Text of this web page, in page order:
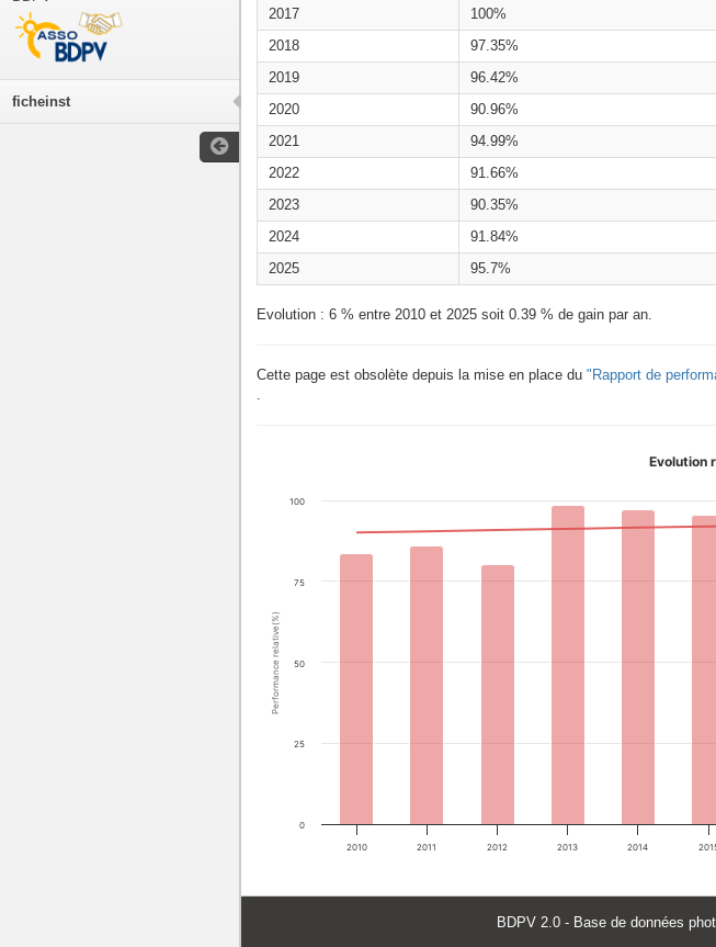
ficheinst
2017
100%
2018
97.35%
2019
96.42%
2020
90.96%
2021
94.99%
2022
91.66%
2023
90.35%
2024
91.84%
2025
95.7%
Evolution : 6 % entre 2010 et 2025 soit 0.39 % de gain par an.
Cette page est obsolète depuis la mise en place du "Rapport de
.
Performance relative(%)
Evolution
2010 2011 2012 2013 2014
0
25
50
75
100
BDPV 2.0 - Base de données